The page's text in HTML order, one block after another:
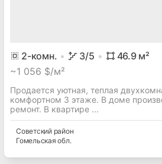
2-комн. 3/5 46.9м²
~1 056 $/м²
Продается уютная, теплая
комфортном 3 этаже. В доме
ремонт. В квартире ...
Советскийрайон
Гомельская обл.